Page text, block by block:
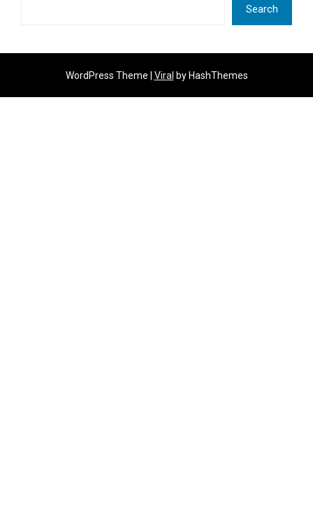
Search
WordPress Theme | Viral by HashThemes